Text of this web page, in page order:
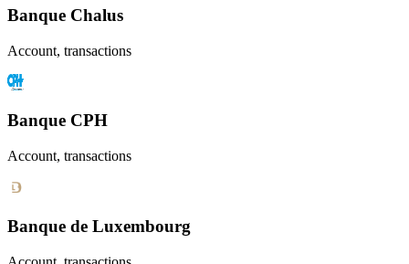
Banque Chalus
Account, transactions
Banque CPH
Account, transactions
Banque de Luxembourg